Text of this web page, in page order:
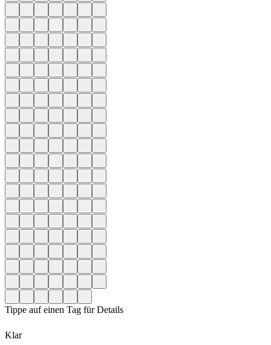
Tippe auf einen Tag für Details
Klar